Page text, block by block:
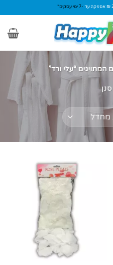
-7 ימי עסקים*
המתויגים “עלי ורד”
סנן